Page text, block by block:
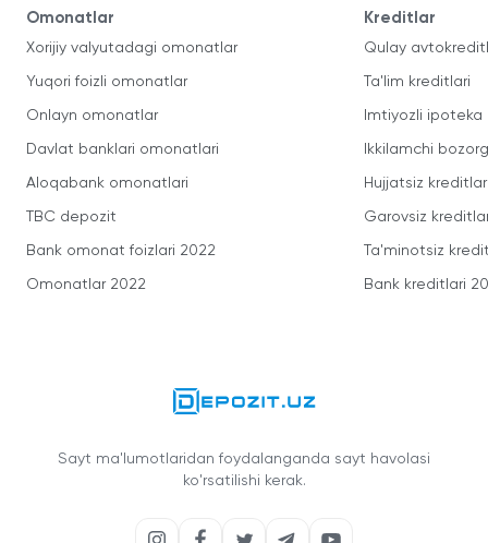
Omonatlar
Xorijiy valyutadagi omonatlar
Yuqori foizli omonatlar
Onlayn omonatlar
Davlat banklari omonatlari
Aloqabank omonatlari
TBC depozit
Bank omonat foizlari 2022
Omonatlar 2022
Kreditlar
Qulay
Ta'lim kreditlari
Imtiyozli ipoteka
Ikkilamchi
Hujjatsiz kreditlar
Garovsiz
Ta'minotsiz
Bank kreditlari
Sayt ma'lumotlaridan foydalanganda sayt havolasi
ko'rsatilishi kerak.